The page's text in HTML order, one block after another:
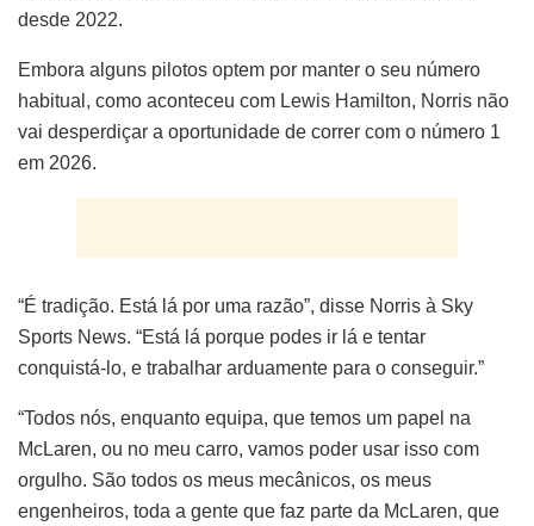
desde 2022.
Embora alguns pilotos optem por manter o seu número
habitual, como aconteceu com Lewis Hamilton, Norris não
vai desperdiçar a oportunidade de correr com o número 1
em 2026.
“É tradição. Está lá por uma razão”, disse Norris à Sky
Sports News. “Está lá porque podes ir lá e tentar
conquistá-lo, e trabalhar arduamente para o conseguir.”
“Todos nós, enquanto equipa, que temos um papel na
McLaren, ou no meu carro, vamos poder usar isso com
orgulho. São todos os meus mecânicos, os meus
engenheiros, toda a gente que faz parte da McLaren, que